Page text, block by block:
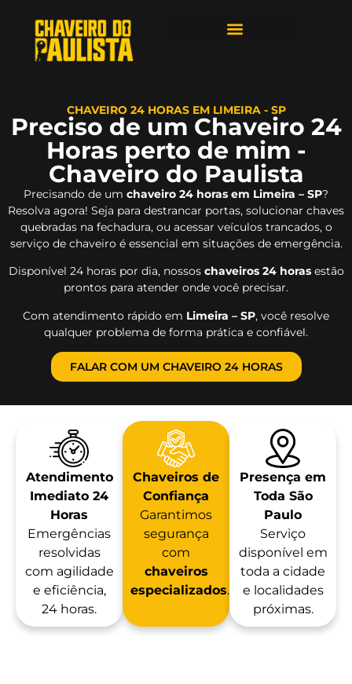
CHAVEIRO 24 HORAS EM LIMEIRA - SP
Preciso de um Chaveiro 24
Horas perto de mim -
Chaveiro do Paulista
Precisando de um chaveiro 24 horas em Limeira – SP?
Resolva agora! Seja para destrancar portas, solucionar chaves
quebradas na fechadura, ou acessar veículos trancados, o
serviço de chaveiro é essencial em situações de emergência.
Disponível 24 horas por dia, nossos chaveiros 24 horasestão
prontos para atender onde você precisar.
Com atendimento rápido em Limeira – SP, você resolve
qualquer problema de forma prática e confiável.
FALAR COM UM CHAVEIRO 24 HORAS
Atendimento
Imediato 24
Horas
Emergências
resolvidas
com agilidade
e eficiência,
24 horas.
Chaveiros de
Confiança
Garantimos
segurança
com
chaveiros
especializados.
Presença em
Toda São
Paulo
Serviço
disponível em
toda a cidade
e localidades
próximas.